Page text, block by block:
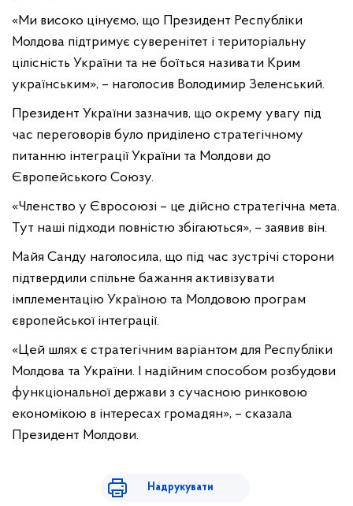
«Ми високо цінуємо, що Президент Республіки
Молдова підтримує суверенітет і територіальну
цілісність України та не боїться називати Крим
українським», – наголосив Володимир Зеленський.
Президент України зазначив, що окрему увагу під
час переговорів було приділено стратегічному
питанню інтеграції України та Молдови до
Європейського Союзу.
«Членство у Євросоюзі – це дійсно стратегічна мета.
Тут наші підходи повністю збігаються», – заявив він.
Майя Санду наголосила, що під час зустрічі сторони
підтвердили спільне бажання активізувати
імплементацію Україною та Молдовою програм
європейської інтеграції.
«Цей шлях є стратегічним варіантом для Республіки
Молдова та України. І надійним способом розбудови
функціональної держави з сучасною ринковою
економікою в інтересах громадян», – сказала
Президент Молдови.
Надрукувати